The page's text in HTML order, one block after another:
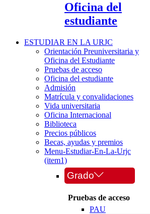
Oficina del
estudiante
ESTUDIAR EN LA URJC
Orientación Preuniversitaria y
Oficina del Estudiante
Pruebas de acceso
Oficina del estudiante
Admisión
Matrícula y convalidaciones
Vida universitaria
Oficina Internacional
Biblioteca
Precios públicos
Becas, ayudas y premios
Menu-Estudiar-En-La-Urjc
(item1)
Grado
Pruebas de acceso
PAU